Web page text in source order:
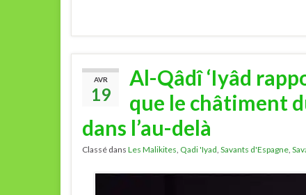
AVR
19
Al-Qâdî ‘Iyâd
que le châtiment
dans l’au-delà
Classé dans Les Malikites Qadi 'Iyad Savants d'Espagne